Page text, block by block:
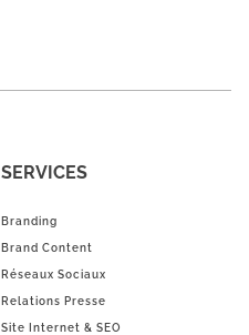
SERVICES
Branding
Brand Content
Réseaux Sociaux
Relations Presse
Site Internet & SEO